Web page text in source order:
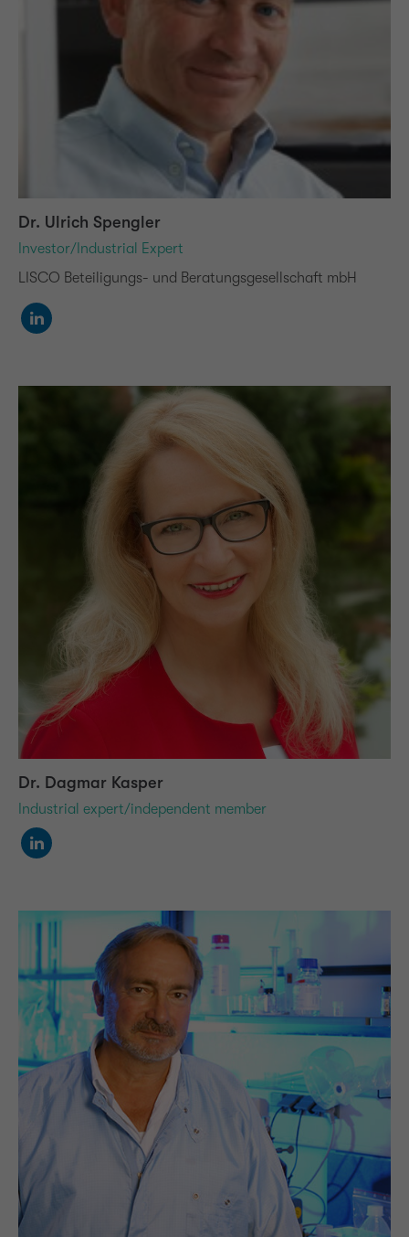
Dr. Ulrich Spengler
Investor/Industrial Expert
LISCO Beteiligungs- und Beratungsgesellschaft mbH
Dr. Dagmar Kasper
Industrial expert/independent member